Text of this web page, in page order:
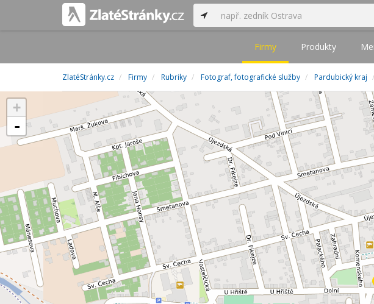
Firmy Produkty
ZlatéStránky.cz Firmy Rubriky Fotograf, fotografické služby Pardubický kraj
+
-